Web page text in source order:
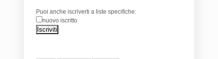
Puoi anche iscriverti a liste specifiche:
nuovo iscritto